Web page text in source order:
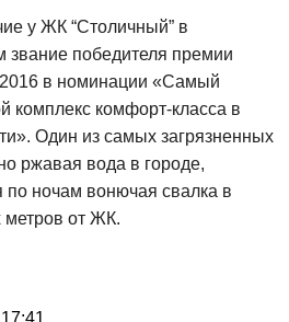
у ЖК “Столичный” в
победителя премии
в номинации «Самый
комплекс комфорт-класса в
Один из самых загрязненных
ржавая вода в городе,
по ночам вонючая свалка в
метров от ЖК.